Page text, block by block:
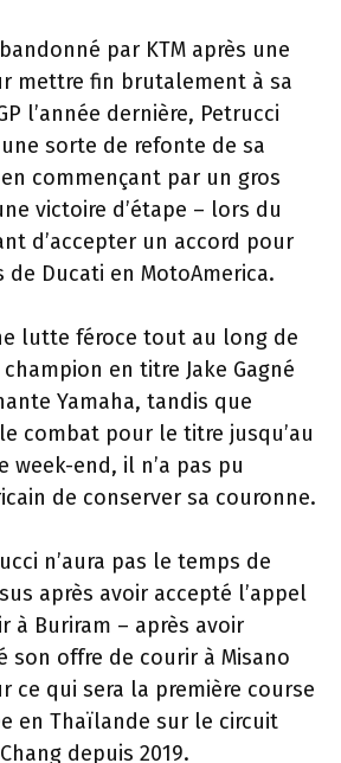
par KTM après une
mettre fin brutalement à sa
l’année dernière, Petrucci
sorte de refonte de sa
commençant par un gros
victoire d’étape – lors du
d’accepter un accord pour
Ducati en MotoAmerica.
lutte féroce tout au long de
en titre Jake Gagné
Yamaha, tandis que
combat pour le titre jusqu’au
week-end, il n’a pas pu
de conserver sa couronne.
n’aura pas le temps de
après avoir accepté l’appel
à Buriram – après avoir
son offre de courir à Misano
ce qui sera la première course
en Thaïlande sur le circuit
depuis 2019.